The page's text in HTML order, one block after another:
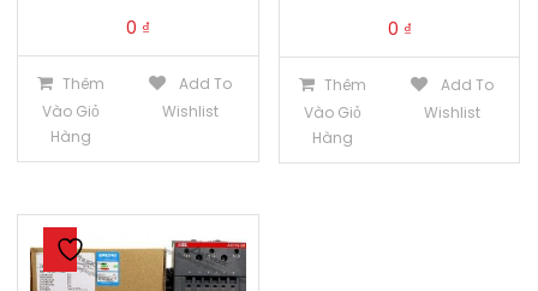
0 ₫
Thêm
Vào Giỏ
Hàng
Add To
Wishlist
0 ₫
Thêm
Vào Giỏ
Hàng
Add To
Wishlist